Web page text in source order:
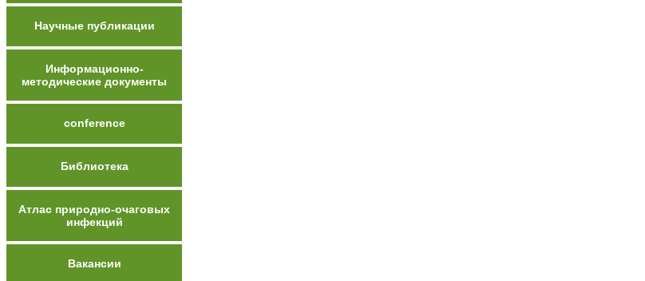
Научные публикации
Информационно-
методические документы
conference
Библиотека
Атлас природно-очаговых
инфекций
Вакансии